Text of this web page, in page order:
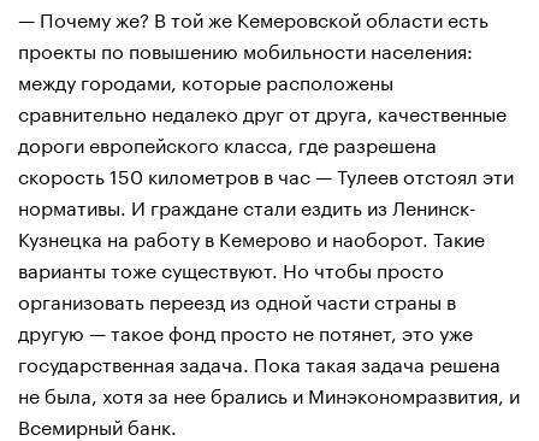
— Почему же? В той же Кемеровской области есть
проекты по повышению мобильности населения:
между городами, которые расположены
сравнительно недалеко друг от друга, качественные
дороги европейского класса, где разрешена
скорость 150 километров в час — Тулеев отстоял эти
нормативы. И граждане стали ездить из Ленинск-
Кузнецка на работу в Кемерово и наоборот. Такие
варианты тоже существуют. Но чтобы просто
организовать переезд из одной части страны в
другую — такое фонд просто не потянет, это уже
государственная задача. Пока такая задача решена
не была, хотя за нее брались и Минэкономразвития, и
Всемирный банк.